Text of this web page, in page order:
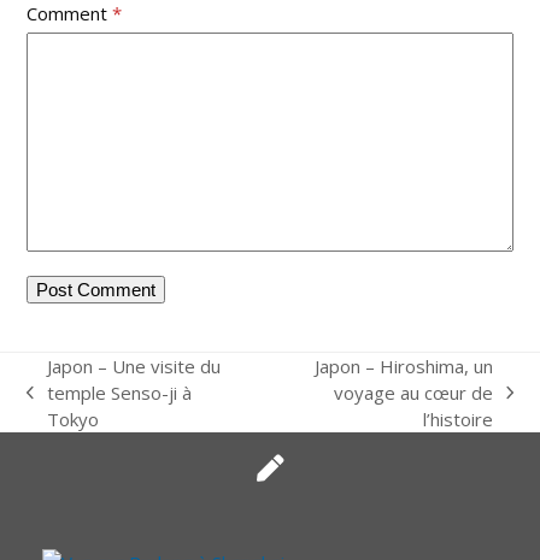
Comment*
previous
post:
Japon – Une visite du
temple Senso-ji à
Tokyo
post:
Japon – Hiroshima, un
voyage au cœur de
l’histoire